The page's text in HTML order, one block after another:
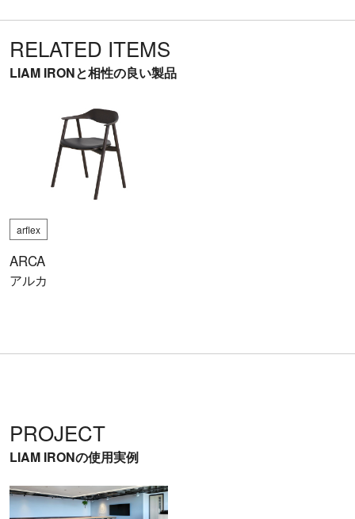
RELATED ITEMS
LIAM IRONと相性の良い製品
arflex
ARCA
アルカ
PROJECT
LIAM IRONの使用実例